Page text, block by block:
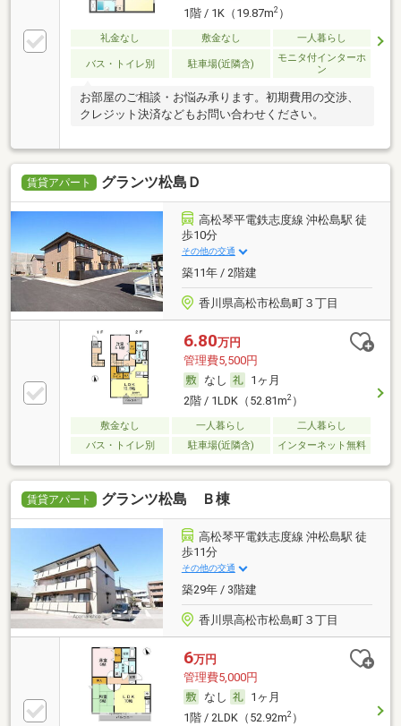
1階 / 1K（19.87m2）
礼金なし 敷金なし 一人暮らし
バス・トイレ別 駐車場(近隣含)
モニタ付インターホ
ン
お部屋のご相談・お悩み承ります。初期費用の交渉、
クレジット決済などもお問い合わせください。
賃貸アパート グランツ松島Ｄ
高松琴平電鉄志度線 沖松島駅 徒
歩10分
その他の交通
築11年 / 2階建
香川県高松市松島町３丁目
6.80万円
管理費5,500円
なし
1ヶ月
2階 / 1LDK（52.81m2）
敷金なし 一人暮らし
二人暮らし
バス・トイレ別
駐車場(近隣含) インターネット無料
賃貸アパート グランツ松島 Ｂ棟
高松琴平電鉄志度線 沖松島駅 徒
歩11分
その他の交通
築29年 / 3階建
香川県高松市松島町３丁目
6万円
管理費5,000円
なし
1ヶ月
1階 / 2LDK（52.92m2）